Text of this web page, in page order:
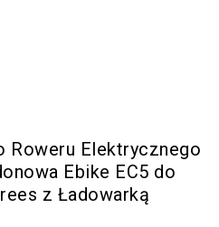
Roweru Elektrycznego
Ebike EC5 do
z Ładowarką